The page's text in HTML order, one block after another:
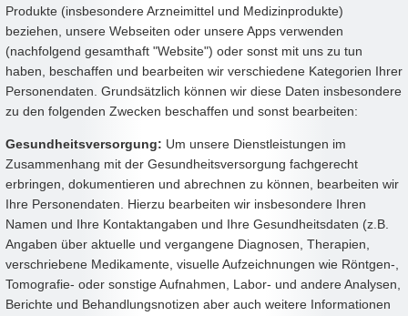
Produkte (insbesondere Arzneimittel und Medizinprodukte)
beziehen, unsere Webseiten oder unsere Apps verwenden
(nachfolgend gesamthaft "Website") oder sonst mit uns zu tun
haben, beschaffen und bearbeiten wir verschiedene Kategorien Ihrer
Personendaten. Grundsätzlich können wir diese Daten insbesondere
zu den folgenden Zwecken beschaffen und sonst bearbeiten:
Gesundheitsversorgung: Um unsere Dienstleistungen im
Zusammenhang mit der Gesundheitsversorgung fachgerecht
erbringen, dokumentieren und abrechnen zu können, bearbeiten wir
Ihre Personendaten. Hierzu bearbeiten wir insbesondere Ihren
Namen und Ihre Kontaktangaben und Ihre Gesundheitsdaten (z.B.
Angaben über aktuelle und vergangene Diagnosen, Therapien,
verschriebene Medikamente, visuelle Aufzeichnungen wie Röntgen-,
Tomografie- oder sonstige Aufnahmen, Labor- und andere Analysen,
Berichte und Behandlungsnotizen aber auch weitere Informationen